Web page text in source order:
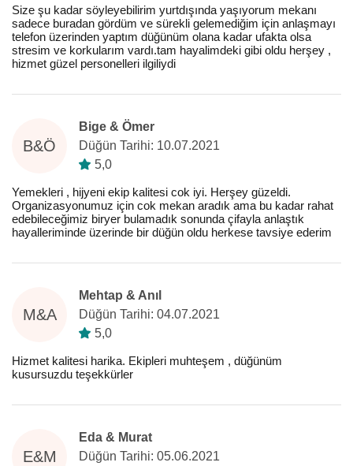
Size şu kadar söyleyebilirim yurtdışında yaşıyorum mekanı
sadece buradan gördüm ve sürekli gelemediğim için anlaşmayı
telefon üzerinden yaptım düğünüm olana kadar ufakta olsa
stresim ve korkularım vardı.tam hayalimdeki gibi oldu herşey ,
hizmet güzel personelleri ilgiliydi
B&Ö
Bige & Ömer
Düğün Tarihi: 10.07.2021
5,0
Yemekleri , hijyeni ekip kalitesi cok iyi. Herşey güzeldi.
Organizasyonumuz için cok mekan aradık ama bu kadar rahat
edebileceğimiz biryer bulamadık sonunda çifayla anlaştık
hayalleriminde üzerinde bir düğün oldu herkese tavsiye ederim
M&A
Mehtap & Anıl
Düğün Tarihi: 04.07.2021
5,0
Hizmet kalitesi harika. Ekipleri muhteşem , düğünüm
kusursuzdu teşekkürler
E&M
Eda & Murat
Düğün Tarihi: 05.06.2021